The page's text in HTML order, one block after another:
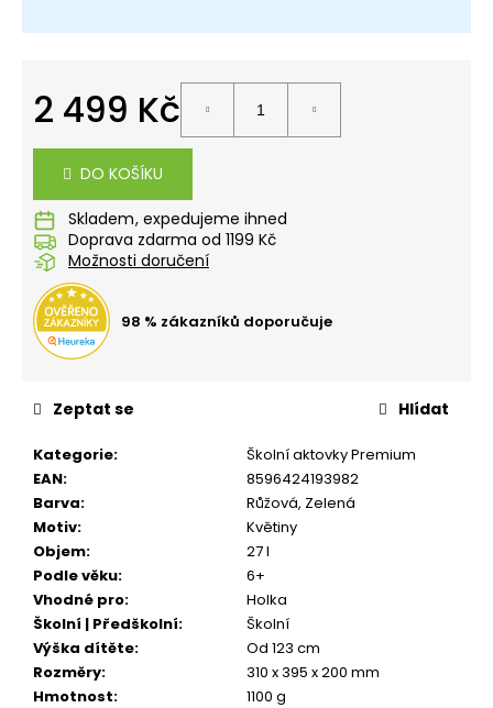
2 499 Kč
DO KOŠÍKU
Skladem
Doprava zdarma od 1199 Kč
Možnosti doručení
98 % zákazníků doporučuje
Kategorie:
Školní aktovky Premium
EAN:
8596424193982
Barva: Růžová, Zelená
Motiv:
Květiny
Objem:
27 l
Podle věku:
6+
Vhodné pro:
Holka
Školní | Předškolní:
Školní
Výška dítěte:
Od 123 cm
Rozměry:
310 x 395 x 200 mm
Hmotnost:
1100 g
Zeptat se Hlídat
SCOOLER
DOTS
Kč